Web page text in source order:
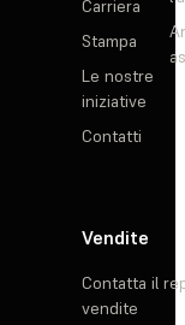
Carriera
Stampa
Le nostre
iniziative
Contatti
Vendite
Contatta il
vendite